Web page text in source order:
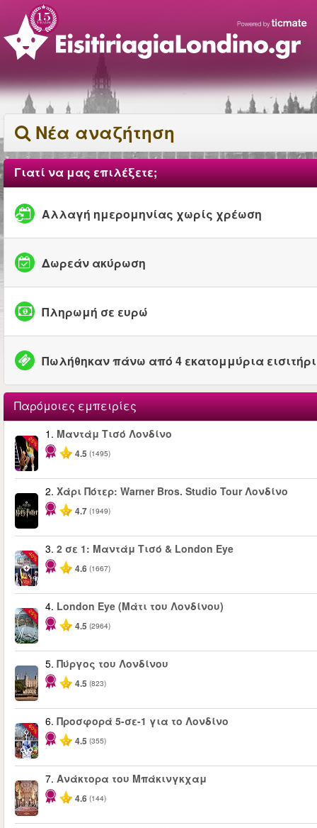
Νέα αναζήτηση
Γιατί να μας επιλέξετε;
Αλλαγή ημερομηνίας χωρίς χρέωση
Δωρεάν ακύρωση
Πληρωμή σε ευρώ
Πωλήθηκαν πάνω από 4 εκατομμύρια
Παρόμοιες εμπειρίες
-25%
1. Μαντάμ Τισό Λονδίνο
4.5 (1495)
2. Χάρι Πότερ: Warner Bros. Studio Tour Λονδίνο
4.7 (1949)
-40%
3. 2 σε 1: Μαντάμ Τισό & London Eye
4.6 (1667)
-25%
4. London Eye (Μάτι του Λονδίνου)
4.5 (2964)
5. Πύργος του Λονδίνου
4.5 (823)
-60%
6. Προσφορά 5-σε-1 για το Λονδίνο
4.5 (355)
7. Ανάκτορα του Μπάκινγκχαμ
4.6 (144)